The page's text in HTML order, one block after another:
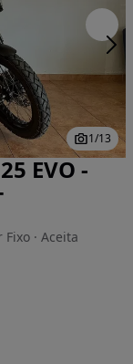
1/13
EVO -
Fixo · Aceita